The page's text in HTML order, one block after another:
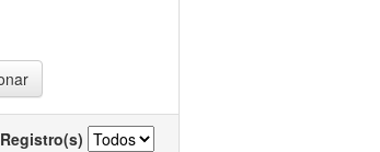
Registro(s)